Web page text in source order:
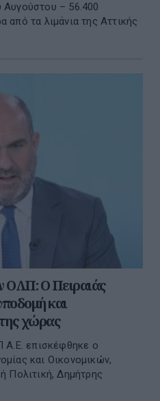
– 56.400
από τα λιμάνια της Αττικής
ΟΛΠ: Ο Πειραιάς
και
χώρας
Α.Ε. επισκέφθηκε ο
και Οικονομικών,
Πολιτική, Δημήτρης